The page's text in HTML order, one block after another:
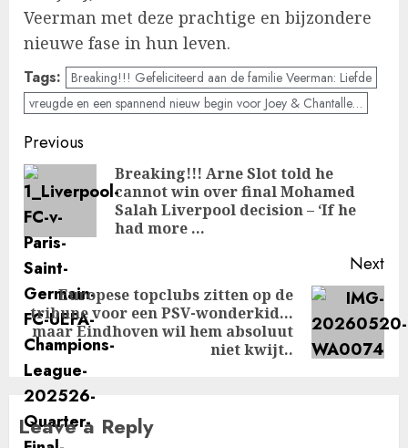
Veerman met deze prachtige en bijzondere
nieuwe fase in hun leven.
Tags: Breaking!!! Gefeliciteerd aan de familie Veerman: Liefde
vreugde en een spannend nieuw begin voor Joey & Chantalle…
Post
navigation
Previous
Breaking!!! Arne Slot told he
cannot win over final Mohamed
Salah Liverpool decision – ‘If he
had more …
Next
Next
post:
Europese topclubs zitten op de
tribune voor een PSV-wonderkid…
maar Eindhoven wil hem absoluut
niet kwijt..
Leave a Reply